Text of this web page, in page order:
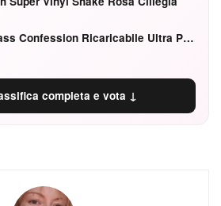
Hourglass Confession Ricaricabile Ultra Preciso Ad Alta Intensità Secretly Classic Red
completa e vota ↓